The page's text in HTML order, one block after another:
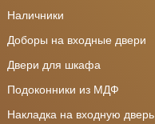
Наличники
Доборы на входные двери
Двери для шкафа
Подоконники из МДФ
Накладка на входную дверь